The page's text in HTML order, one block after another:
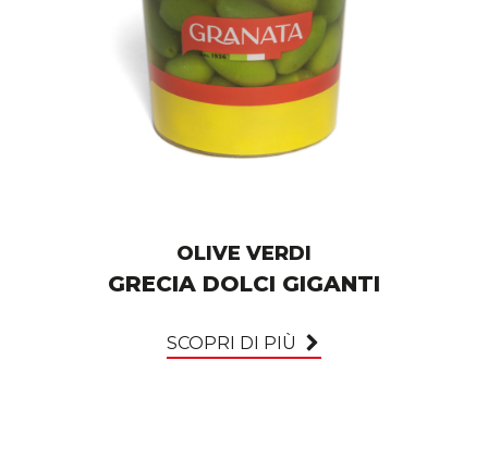
OLIVE VERDI
GRECIA DOLCI GIGANTI
SCOPRI DI PIÙ